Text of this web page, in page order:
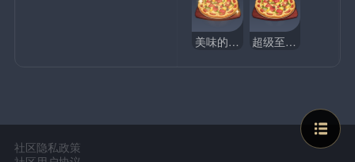
美味的超级至尊披萨 超级至尊披萨
社区隐私政策